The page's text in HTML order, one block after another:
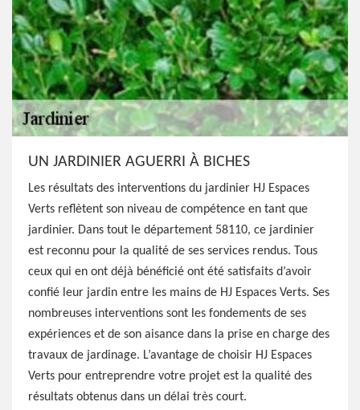
UN JARDINIER AGUERRI À BICHES
Les résultats des interventions du jardinier HJ Espaces
Verts reflètent son niveau de compétence en tant que
jardinier. Dans tout le département 58110, ce jardinier
est reconnu pour la qualité de ses services rendus. Tous
ceux qui en ont déjà bénéficié ont été satisfaits d’avoir
confié leur jardin entre les mains de HJ Espaces Verts. Ses
nombreuses interventions sont les fondements de ses
expériences et de son aisance dans la prise en charge des
travaux de jardinage. L’avantage de choisir HJ Espaces
Verts pour entreprendre votre projet est la qualité des
résultats obtenus dans un délai très court.